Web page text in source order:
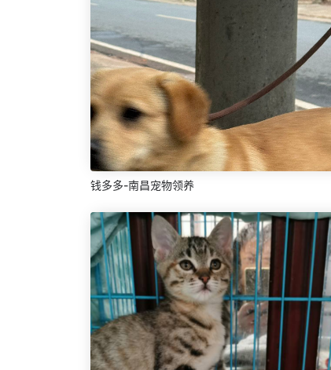
钱多多-南昌宠物领养